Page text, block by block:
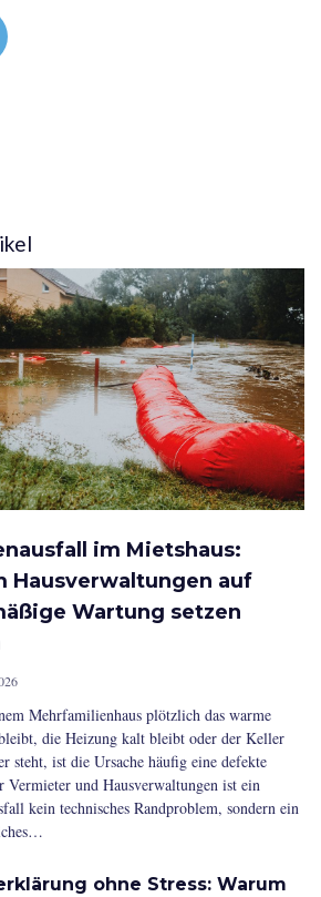
im Mietshaus:
Hausverwaltungen auf
Wartung setzen
Mehrfamilienhaus plötzlich das warme
die Heizung kalt bleibt oder der Keller
steht, ist die Ursache häufig eine defekte
Vermieter und Hausverwaltungen ist ein
kein technisches Randproblem, sondern ein
ohne Stress: Warum